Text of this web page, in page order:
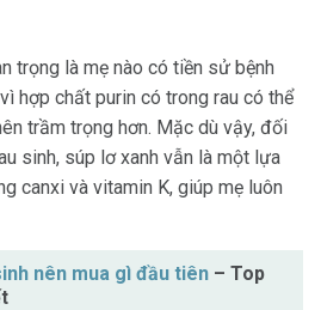
trọng là mẹ nào có tiền sử bệnh
hợp chất purin có trong rau có thể
trầm trọng hơn. Mặc dù vậy, đối
sinh, súp lơ xanh vẫn là một lựa
canxi và vitamin K, giúp mẹ luôn
nên mua gì đầu tiên – Top